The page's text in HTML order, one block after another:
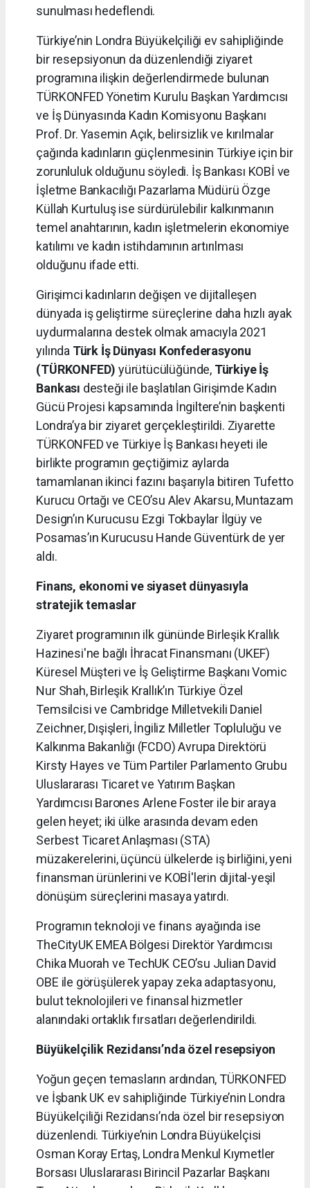
sunulması hedeflendi.
Türkiye’nin Londra Büyükelçiliği ev sahipliğinde
bir resepsiyonun da düzenlendiği ziyaret
programına ilişkin değerlendirmede bulunan
TÜRKONFED Yönetim Kurulu Başkan Yardımcısı
ve İş Dünyasında Kadın Komisyonu Başkanı
Prof. Dr. Yasemin Açık, belirsizlik ve kırılmalar
çağında kadınların güçlenmesinin Türkiye için bir
zorunluluk olduğunu söyledi. İş Bankası KOBİ ve
İşletme Bankacılığı Pazarlama Müdürü Özge
Küllah Kurtuluş ise sürdürülebilir kalkınmanın
temel anahtarının, kadın işletmelerin ekonomiye
katılımı ve kadın istihdamının artırılması
olduğunu ifade etti.
Girişimci kadınların değişen ve dijitalleşen
dünyada iş geliştirme süreçlerine daha hızlı ayak
uydurmalarına destek olmak amacıyla 2021
yılında Türk İş Dünyası Konfederasyonu
(TÜRKONFED)yürütücülüğünde,Türkiye İş
Bankası desteği ile başlatılan Girişimde Kadın
Gücü Projesi kapsamında İngiltere’nin başkenti
Londra’ya bir ziyaret gerçekleştirildi. Ziyarette
TÜRKONFED ve Türkiye İş Bankası heyeti ile
birlikte programın geçtiğimiz aylarda
tamamlanan ikinci fazını başarıyla bitiren Tufetto
Kurucu Ortağı ve CEO’su Alev Akarsu, Muntazam
Design’ın Kurucusu Ezgi Tokbaylar İlgüy ve
Posamas’ın Kurucusu Hande Güventürk de yer
aldı.
Finans, ekonomi ve siyaset dünyasıyla
stratejik temaslar
Ziyaret programının ilk gününde Birleşik Krallık
Hazinesi'ne bağlı İhracat Finansmanı (UKEF)
Küresel Müşteri ve İş Geliştirme Başkanı Vomic
Nur Shah, Birleşik Krallık’ın Türkiye Özel
Temsilcisi ve Cambridge Milletvekili Daniel
Zeichner, Dışişleri, İngiliz Milletler Topluluğu ve
Kalkınma Bakanlığı (FCDO) Avrupa Direktörü
Kirsty Hayes ve Tüm Partiler Parlamento Grubu
Uluslararası Ticaret ve Yatırım Başkan
Yardımcısı Barones Arlene Foster ile bir araya
gelen heyet; iki ülke arasında devam eden
Serbest Ticaret Anlaşması (STA)
müzakerelerini, üçüncü ülkelerde iş birliğini, yeni
finansman ürünlerini ve KOBİ'lerin dijital-yeşil
dönüşüm süreçlerini masaya yatırdı.
Programın teknoloji ve finans ayağında ise
TheCityUK EMEA Bölgesi Direktör Yardımcısı
Chika Muorah ve TechUK CEO’su Julian David
OBE ile görüşülerek yapay zeka adaptasyonu,
bulut teknolojileri ve finansal hizmetler
alanındaki ortaklık fırsatları değerlendirildi.
Büyükelçilik Rezidansı’nda özel resepsiyon
Yoğun geçen temasların ardından, TÜRKONFED
ve İşbank UK ev sahipliğinde Türkiye’nin Londra
Büyükelçiliği Rezidansı’nda özel bir resepsiyon
düzenlendi. Türkiye’nin Londra Büyükelçisi
Osman Koray Ertaş, Londra Menkul Kıymetler
Borsası Uluslararası Birincil Pazarlar Başkanı